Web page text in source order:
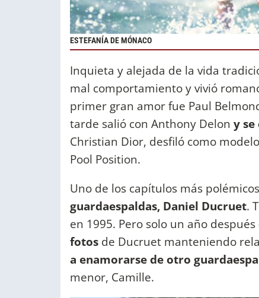
ESTEFANÍA DE MÓNACO
Inquieta y alejada de la vida
mal comportamiento y vivió
primer gran amor fue Paul
tarde salió con Anthony Delon y
Christian Dior, desfiló como
Pool Position.
Uno de los capítulos más
guardaespaldas, Daniel Ducruet.
en 1995. Pero solo un año después
fotos de Ducruet manteniendo
a enamorarse de otro
menor, Camille.